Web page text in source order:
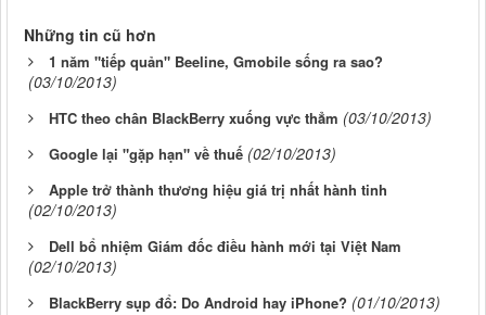
Những tin cũ hơn
1 năm "tiếp quản" Beeline, Gmobile sống ra sao?
(03/10/2013)
HTC theo chân BlackBerry xuống vực thẳm (03/10/2013)
Google lại "gặp hạn" về thuế (02/10/2013)
Apple trở thành thương hiệu giá trị nhất hành tinh
(02/10/2013)
Dell bổ nhiệm Giám đốc điều hành mới tại Việt Nam
(02/10/2013)
BlackBerry sụp đổ: Do Android hay iPhone? (01/10/2013)